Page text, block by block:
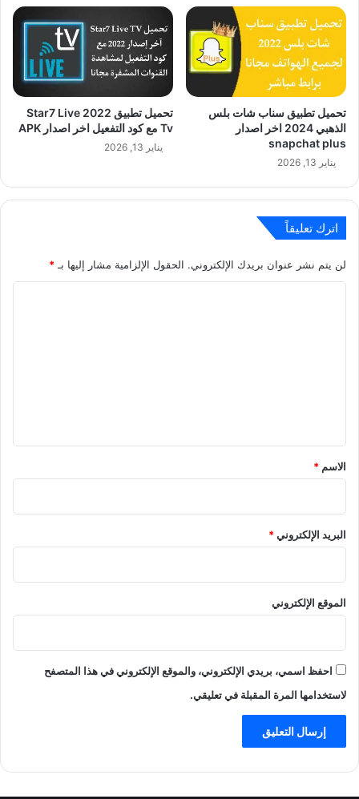
تحميل تطبيق سناب شات بلس
الذهبي 2024 اخر اصدار
snapchat plus
يناير 13, 2026
تحميل تطبيق 2022 Star7 Live
Tv مع كود التفعيل اخر اصدار APK
يناير 13, 2026
اترك تعليقاً
لن يتم نشر عنوان بريدك الإلكتروني. الحقول الإلزامية مشار إليها بـ *
*
الاسم *
البريد الإلكتروني*
الموقع الإلكتروني
احفظ اسمي، بريدي الإلكتروني، والموقع الإلكتروني في هذا المتصفح
لاستخدامها المرة المقبلة في تعليقي.